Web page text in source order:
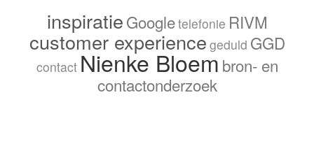
inspiratieGoogletelefonie RIVM
customer experience geduld GGD
contact Nienke Bloem bron- en
contactonderzoek